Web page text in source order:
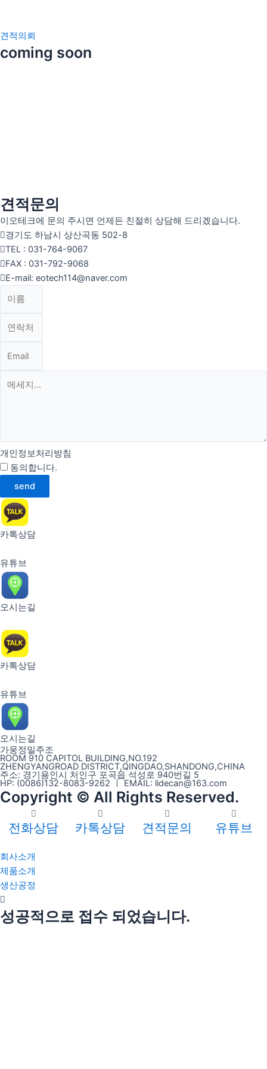
츠
로
인사말
오시는 길
견적의뢰
coming soon
견적문의
이오테크에 문의 주시면 언제든 친절히 상담해 드리겠습니다.
경기도 하남시 상산곡동 502-8
TEL : 031-764-9067
FAX : 031-792-9068
E-mail: eotech114@naver.com
개인정보처리방침
동의합니다.
send
카톡상담
유튜브
오시는길
카톡상담
유튜브
오시는길
가웅정밀주조
ROOM 910 CAPITOL BUILDING,NO.192
ZHENGYANGROAD DISTRICT,QINGDAO,SHANDONG,CHINA
주소: 경기용인시 처인구 포곡읍 석성로 940번길 5
HP: (0086)132-8083-9262 ㅣ EMAIL: lidecan@163.com
Copyright © All Rights Reserved.
전화상담 카톡상담 견적문의 유튜브
회사소개
제품소개
생산공정
성공적으로 접수 되었습니다.